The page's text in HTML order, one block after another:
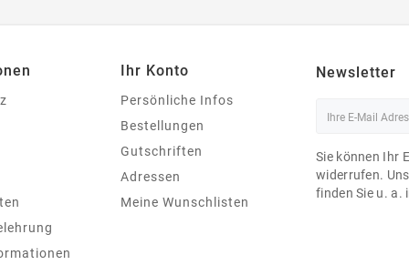
Ihr Konto
Persönliche Infos
Bestellungen
Gutschriften
Adressen
Meine Wunschlisten
Newsletter
Sie können Ihr
widerrufen.
finden Sie u. a.